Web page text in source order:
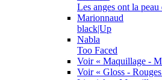
Les anges ont la peau
Marionnaud
black|Up
Nabla
Too Faced
Voir « Maquillage -
Voir « Gloss -